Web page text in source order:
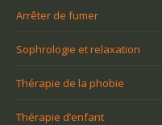
Arrêter de fumer
Sophrologie et relaxation
Thérapie de la phobie
Thérapie d’enfant